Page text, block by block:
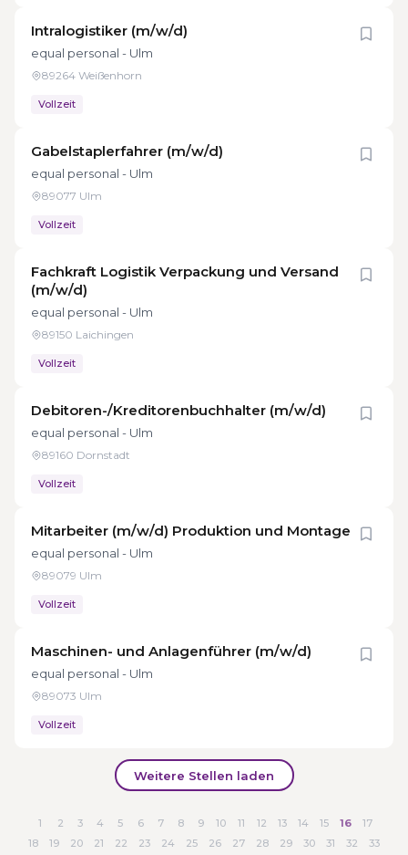
Intralogistiker (m/w/d)
equal personal - Ulm
89264 Weißenhorn
Vollzeit
Gabelstaplerfahrer (m/w/d)
equal personal - Ulm
89077 Ulm
Vollzeit
Fachkraft Logistik Verpackung und Versand
(m/w/d)
equal personal - Ulm
89150 Laichingen
Vollzeit
Debitoren-/Kreditorenbuchhalter (m/w/d)
equal personal - Ulm
89160 Dornstadt
Vollzeit
Mitarbeiter (m/w/d) Produktion und Montage
equal personal - Ulm
89079 Ulm
Vollzeit
Maschinen- und Anlagenführer (m/w/d)
equal personal - Ulm
89073 Ulm
Vollzeit
Weitere Stellen laden
1 2 3 4 5 6 7 8 9 10 11 12 13 14 15 16
17
18
19 20 21 22 23 24 25 26 27 28 29 30 31 32 33